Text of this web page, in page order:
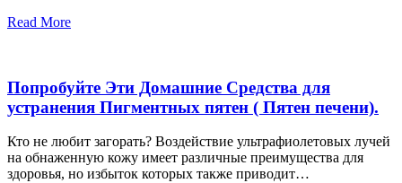
Read More
Попробуйте Эти Домашние Средства для
устранения Пигментных пятен ( Пятен печени).
Кто не любит загорать? Воздействие ультрафиолетовых лучей
на обнаженную кожу имеет различные преимущества для
здоровья, но избыток которых также приводит…